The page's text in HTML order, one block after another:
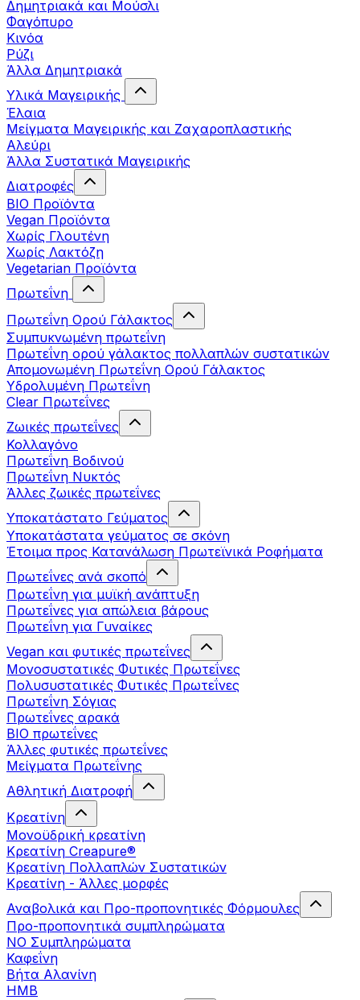
Δημητριακά και Μούσλι
Φαγόπυρο
Κινόα
Ρύζι
Άλλα Δημητριακά
Υλικά Μαγειρικής
Έλαια
Μείγματα Μαγειρικής και Ζαχαροπλαστικής
Αλεύρι
Άλλα Συστατικά Μαγειρικής
Διατροφές
BIO Προϊόντα
Vegan Προϊόντα
Χωρίς Γλουτένη
Χωρίς Λακτόζη
Vegetarian Προϊόντα
Πρωτεΐνη
Πρωτεΐνη Ορού Γάλακτος
Συμπυκνωμένη πρωτεΐνη
Πρωτεΐνη ορού γάλακτος πολλαπλών συστατικών
Απομονωμένη Πρωτεΐνη Ορού Γάλακτος
Υδρολυμένη Πρωτεΐνη
Clear Πρωτεΐνες
Ζωικές πρωτεΐνες
Κολλαγόνο
Πρωτεΐνη Βοδινού
Πρωτεΐνη Νυκτός
Άλλες ζωικές πρωτεΐνες
Υποκατάστατο Γεύματος
Υποκατάστατα γεύματος σε σκόνη
Έτοιμα προς Κατανάλωση Πρωτεϊνικά Ροφήματα
Πρωτεΐνες ανά σκοπό
Πρωτεΐνη για μυϊκή ανάπτυξη
Πρωτεΐνες για απώλεια βάρους
Πρωτεΐνη για Γυναίκες
Vegan και φυτικές πρωτεΐνες
Μονοσυστατικές Φυτικές Πρωτεΐνες
Πολυσυστατικές Φυτικές Πρωτεΐνες
Πρωτεΐνη Σόγιας
Πρωτεΐνες αρακά
ΒIO πρωτεΐνες
Άλλες φυτικές πρωτεΐνες
Μείγματα Πρωτεΐνης
Αθλητική Διατροφή
Κρεατίνη
Μονοϋδρική κρεατίνη
Κρεατίνη Creapure®
Κρεατίνη Πολλαπλών Συστατικών
Κρεατίνη - Άλλες μορφές
Αναβολικά και Προ-προπονητικές Φόρμουλες
Προ-προπονητικά συμπληρώματα
ΝΟ Συμπληρώματα
Καφεΐνη
Βήτα Αλανίνη
HMB